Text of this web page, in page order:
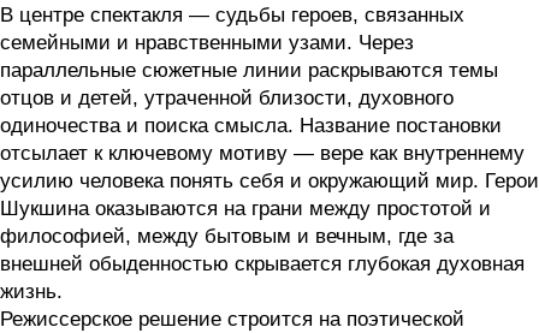
В центре спектакля — судьбы героев, связанных
семейными и нравственными узами. Через
параллельные сюжетные линии раскрываются темы
отцов и детей, утраченной близости, духовного
одиночества и поиска смысла. Название постановки
отсылает к ключевому мотиву — вере как внутреннему
усилию человека понять себя и окружающий мир. Герои
Шукшина оказываются на грани между простотой и
философией, между бытовым и вечным, где за
внешней обыденностью скрывается глубокая духовная
жизнь.
Режиссерское решение строится на поэтической